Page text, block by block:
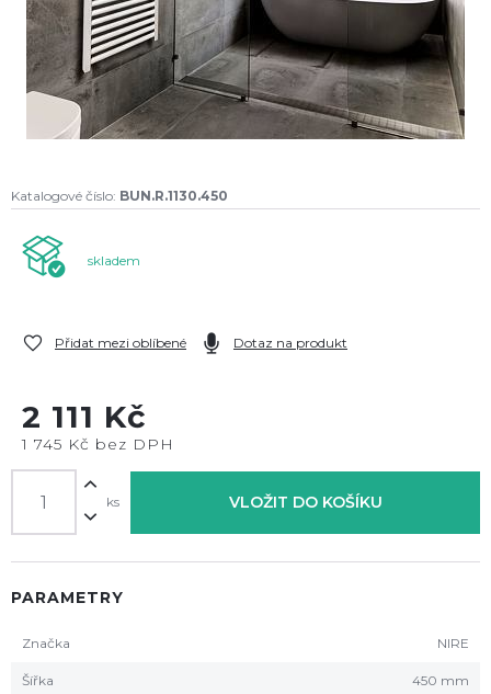
Katalogové číslo: BUN.R.1130.450
skladem
Přidat mezi oblíbené Dotaz na produkt
2 111 Kč
1 745 Kč bez DPH
ks VLOŽIT DO KOŠÍKU
PARAMETRY
Značka NIRE
Šířka 450 mm